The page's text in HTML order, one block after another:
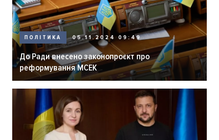
ПОЛІТИКА 05.11.2024 09:49
До Ради внесено законопроєкт про
реформування МСЕК